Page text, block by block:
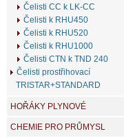
Čelisti CC k LK-CC
Čelisti k RHU450
Čelisti k RHU520
Čelisti k RHU1000
Čelisti CTN k TND 240
Čelisti prostřihovací
TRISTAR+STANDARD
HOŘÁKY PLYNOVÉ
CHEMIE PRO PRŮMYSL